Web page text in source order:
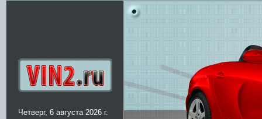
Четверг, 6 августа 2026 г.